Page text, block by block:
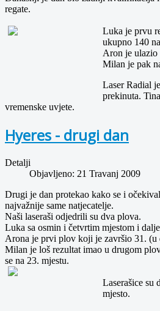
regate.
Luka je prvu
ukupno 140
Aron je ulazio
Milan je pak
Laser Radial
prekinuta.
vremenske uvjete.
Hyeres - drugi dan
Detalji
Objavljeno: 21 Travanj 2009
Drugi je dan protekao kako se i
najvažnije same natjecatelje.
Naši laseraši odjedrili su dva plova.
Luka sa osmin i četvrtim mjestom i
Arona je prvi plov koji je završio 31. (u
Milan je loš rezultat imao u drugom
se na 23. mjestu.
Laserašice su
mjesto.